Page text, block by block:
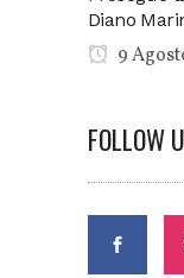
Diano
9
FOLLOW